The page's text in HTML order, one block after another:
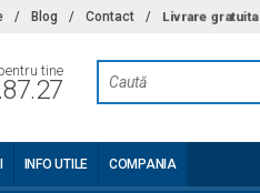
/ Blog / Contact / Livrare gratuita
tine
INFO UTILE COMPANIA